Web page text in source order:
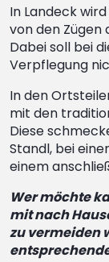
In Landeck
von den
Dabei soll bei
Verpflegung
In den
mit den
Diese
Standl, bei
einem
Wer möchte
mit nach
zu vermeiden